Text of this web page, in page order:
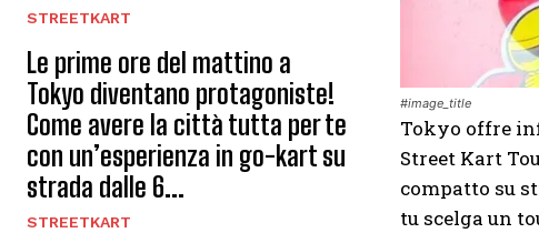
STREETKART
Le prime ore del mattino a
Tokyo diventano protagoniste!
Come avere la città tutta per te
con un’esperienza in go-kart su
strada dalle 6...
STREETKART
#image_title
Tokyo offre
Street Kart
compatto su
tu scelga un